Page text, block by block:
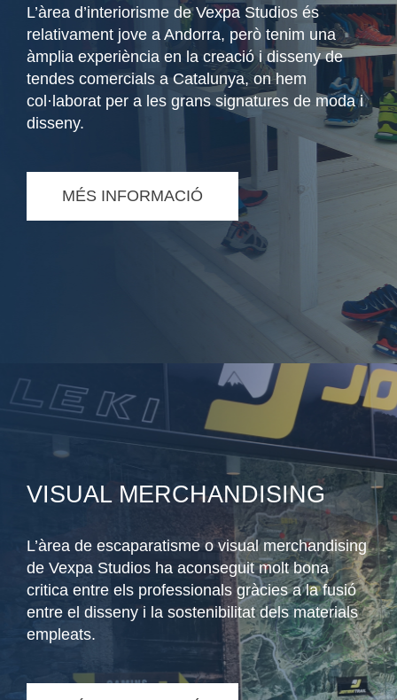
L’àrea d’interiorisme de Vexpa Studios és
relativament jove a Andorra, però tenim una
àmplia experiència en la creació i disseny de
tendes comercials a Catalunya, on hem
col·laborat per a les grans signatures de moda i
disseny.
MÉS INFORMACIÓ
VISUAL MERCHANDISING
L’àrea de escaparatisme o visual merchandising
de Vexpa Studios ha aconseguit molt bona
critica entre els professionals gràcies a la fusió
entre el disseny i la sostenibilitat dels materials
empleats.